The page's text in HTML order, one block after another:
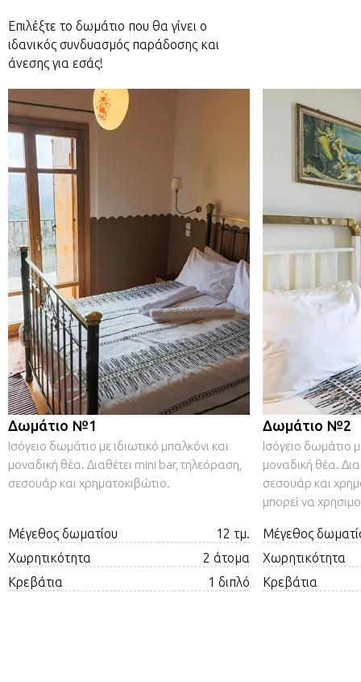
Επιλέξτε το δωμάτιο που θα γίνει ο
ιδανικός συνδυασμός παράδοσης και
άνεσης για εσάς!
Δωμάτιο №1
Ισόγειο δωμάτιο με ιδιωτικό μπαλκόνι και
μοναδική θέα. Διαθέτει mini bar, τηλεόραση,
σεσουάρ και χρηματοκιβώτιο.
Μέγεθος δωματίου
12 τμ.
Χωρητικότητα
2 άτομα
Κρεβάτια
1 διπλό
Δωμάτιο №2
Ισόγειο δωμάτιο
μοναδική θέα.
σεσουάρ και
μπορεί να
Μέγεθος
Χωρητικότητα
Κρεβάτια